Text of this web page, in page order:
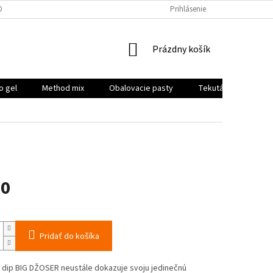
Prihlásenie
NÁKUPNÝ
Prázdny košík
gel Method mix Obalovacie pasty
Tekutá potrava,
Pridať do košíka
BIG DŽOSER neustále dokazuje svoju jedinečnú